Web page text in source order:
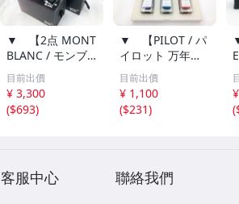
▼ 【2点 MONT
BLANC / モンブ
ラン 万年筆 ボト
ルインク 60ml ミ
ッドナイトブル
ー・バーガンディ
目前出價
¥ 3,300
($693)
▼ 【PILOT / パ
イロット 万年筆
インキ iroshizuk
u 色彩雫 mini 3
色セット ボトル
インク】001-026
目前出價
¥ 1,100
($231)
(
客服中心 聯絡我們